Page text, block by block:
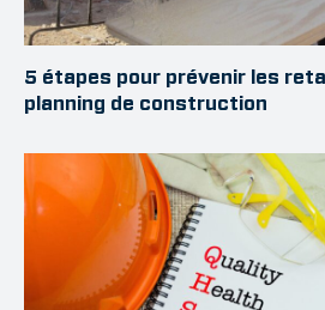
5 étapes pour prévenir les
planning de construction